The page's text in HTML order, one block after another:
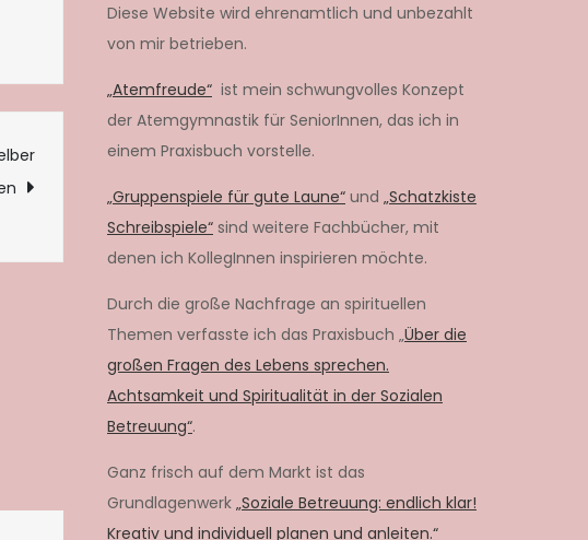
Schneedecke
Diese Website wird ehrenamtlich und unbezahlt
von mir betrieben.
„Atemfreude“ ist mein schwungvolles Konzept
der Atemgymnastik für SeniorInnen, das ich in
einem Praxisbuch vorstelle.
„Gruppenspiele für gute Laune“ und „Schatzkiste
Schreibspiele“ sind weitere Fachbücher, mit
denen ich KollegInnen inspirieren möchte.
Durch die große Nachfrage an spirituellen
Themen verfasste ich das Praxisbuch „Über die
großen Fragen des Lebens sprechen.
Achtsamkeit und Spiritualität in der Sozialen
Betreuung“.
Ganz frisch auf dem Markt ist das
Grundlagenwerk „Soziale Betreuung: endlich klar!
Kreativ und individuell planen und anleiten.“